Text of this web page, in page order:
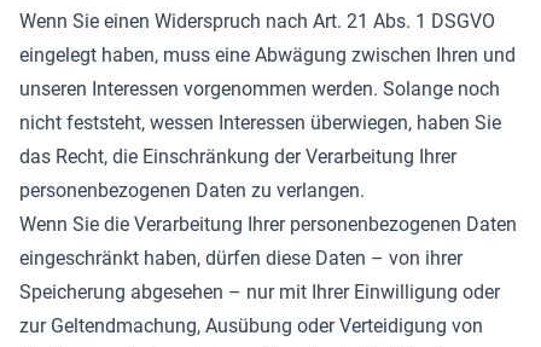
Wenn Sie einen Widerspruch nach Art. 21 Abs. 1 DSGVO
eingelegt haben, muss eine Abwägung zwischen Ihren und
unseren Interessen vorgenommen werden. Solange noch
nicht feststeht, wessen Interessen überwiegen, haben Sie
das Recht, die Einschränkung der Verarbeitung Ihrer
personenbezogenen Daten zu verlangen.
Wenn Sie die Verarbeitung Ihrer personenbezogenen Daten
eingeschränkt haben, dürfen diese Daten – von ihrer
Speicherung abgesehen – nur mit Ihrer Einwilligung oder
zur Geltendmachung, Ausübung oder Verteidigung von